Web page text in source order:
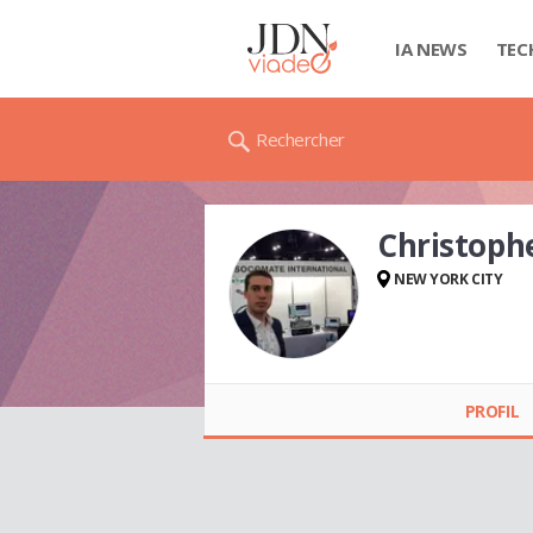
IA NEWS
Rechercher
NEW YORK CITY
PROFIL